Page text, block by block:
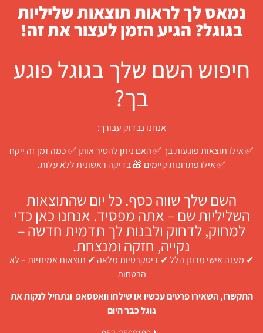
נמאס לך לראות תוצאות שליליות
בגוגל? הגיע הזמן לעצור את זה!
חיפוש השם שלך בגוגל פוגע
בך?
אנחנו נבדוק עבורך:
✅ אילו תוצאות פוגעות בך ✅ האם ניתן להסיר אותן ✅ כמה זמן זה ייקח
✅ אילו פתרונות קיימים 🎁 בדיקה ראשונית ללא עלות.
השם שלך שווה כסף. כל יום שהתוצאות
השליליות שם – אתה מפסיד. אנחנו כאן כדי
למחוק, לדחוק ולבנות לך תדמית חדשה –
נקייה, חזקה ומנצחת.
✔ מענה אישי מרונן הלל ✔ דיסקרטיות מלאה ✔ תוצאות אמיתיות – לא
הבטחות
התקשרו, השאירו פרטים עכשיו או שילחו וואטסאפ ונתחיל לנקות את
גוגל כבר היום